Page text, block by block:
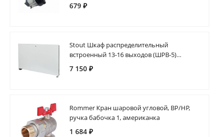
679 ₽
Stout Шкаф распределительный
встроенный 13-16 выходов (ШРВ-5)
670х125х1046
7 150 ₽
Rommer Кран шаровой угловой, ВР/НР,
ручка бабочка 1, американка
1 684 ₽